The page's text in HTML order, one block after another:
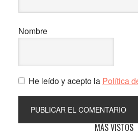
Nombre
He leído y acepto la Política
MÁS VISTOS